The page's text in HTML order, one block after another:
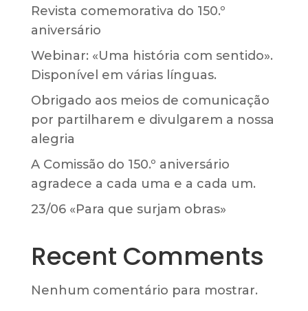
Revista comemorativa do 150.º
aniversário
Webinar: «Uma história com sentido».
Disponível em várias línguas.
Obrigado aos meios de comunicação
por partilharem e divulgarem a nossa
alegria
A Comissão do 150.º aniversário
agradece a cada uma e a cada um.
23/06 «Para que surjam obras»
Recent Comments
Nenhum comentário para mostrar.